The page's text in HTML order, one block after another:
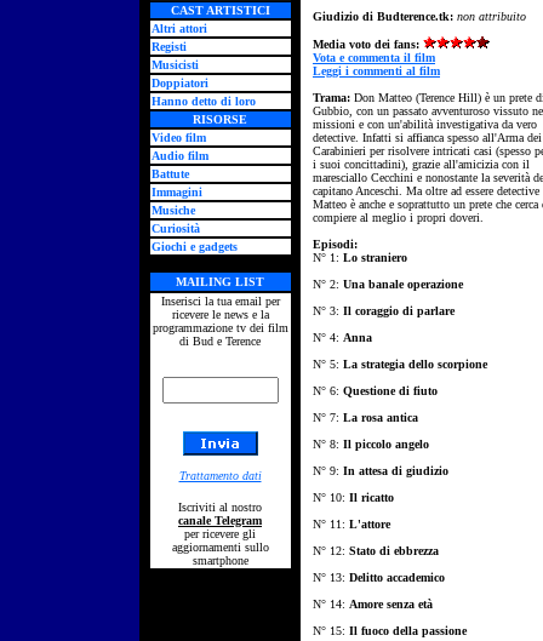
CAST ARTISTICI
Altri attori
Registi
Musicisti
Doppiatori
Hanno detto di loro
RISORSE
Video film
Audio film
Battute
Immagini
Musiche
Curiosità
Giochi e gadgets
MAILING LIST
Inserisci la tua email per
ricevere le news e la
programmazione tv dei film
di Bud e Terence
Trattamento dati
Iscriviti al nostro
canale Telegram
per ricevere gli
aggiornamenti sullo
smartphone
Giudizio di Budterence.tk: non attribuito
Media voto dei fans:
Vota e commenta il film
Leggi i commenti al film
Trama: Don Matteo (Terence Hill) è un prete
Gubbio, con un passato avventuroso vissuto
missioni e con un'abilità investigativa da vero
detective. Infatti si affianca spesso all'Arma dei
Carabinieri per risolvere intricati casi (spesso
i suoi concittadini), grazie all'amicizia con il
maresciallo Cecchini e nonostante la severità
capitano Anceschi. Ma oltre ad essere detective
Matteo è anche e soprattutto un prete che cerca
compiere al meglio i propri doveri.
Episodi:
N° 1: Lo straniero
N° 2: Una banale operazione
N° 3: Il coraggio di parlare
N° 4: Anna
N° 5: La strategia dello scorpione
N° 6: Questione di fiuto
N° 7: La rosa antica
N° 8: Il piccolo angelo
N° 9: In attesa di giudizio
N° 10: Il ricatto
N° 11: L'attore
N° 12: Stato di ebbrezza
N° 13: Delitto accademico
N° 14: Amore senza età
N° 15: Il fuoco della passione